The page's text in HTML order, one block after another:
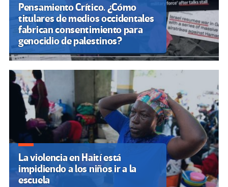
Pensamiento Crítico. ¿Cómo
titulares de medios occidentales
fabrican consentimiento para
genocidio de palestinos?
La violencia en Haití está
impidiendo a los niños ir a la
escuela